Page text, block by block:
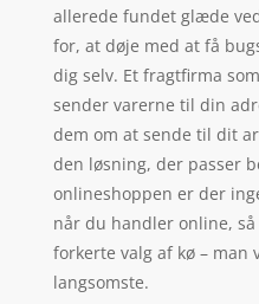
allerede fundet glæde
for, at døje med at få
dig selv. Et fragtfirma
sender varerne til din
dem om at sende til dit
den løsning, der passer
onlineshoppen er der
når du handler online,
forkerte valg af kø –
langsomste.